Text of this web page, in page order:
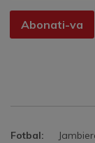
Abonati-va
Fotbal: